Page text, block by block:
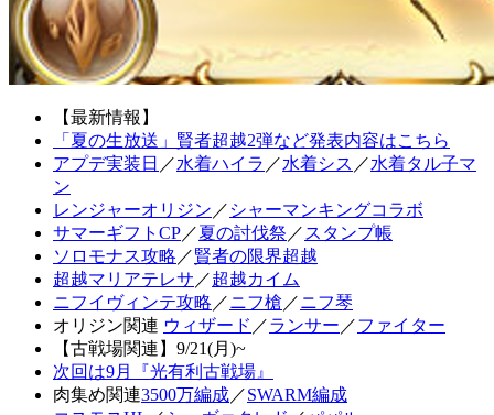
【最新情報】
「夏の生放送」賢者超越2弾など発表内容はこちら
アプデ実装日 ／水着ハイラ ／水着シス ／水着タル子マ
ン
レンジャーオリジン ／ シャーマンキングコラボ
サマーギフトCP／夏の討伐祭 ／ スタンプ帳
ソロモナス攻略 ／賢者の限界超越
超越マリアテレサ ／超越カイム
ニフイヴィンテ攻略 ／ニフ槍 ／ニフ琴
オリジン関連 ウィザード ／ランサー ／ファイター
【古戦場関連】9/21(月)~
次回は9月『光有利古戦場』
肉集め関連3500万編成／SWARM編成